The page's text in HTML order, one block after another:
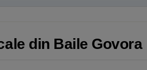
din Baile Govora